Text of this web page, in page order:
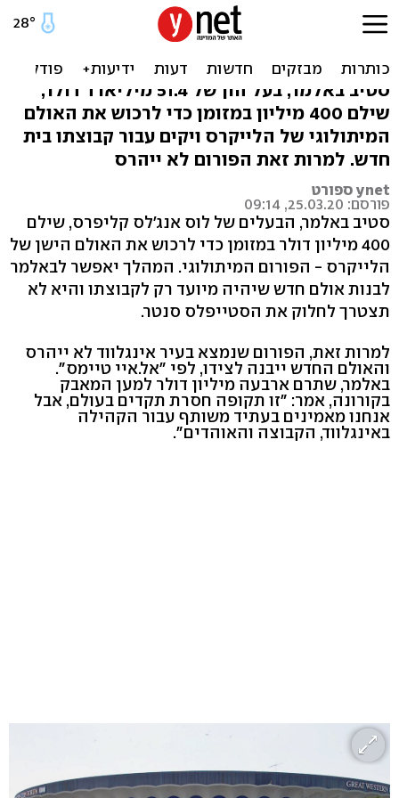
בעלי הקליפרס קנה את
הפורום, יבנה אולם חדש
סטיב באלמר, בעל הון של 51.4 מיליארד דולר,
שילם 400 מיליון במזומן כדי לרכוש את האולם
המיתולוגי של הלייקרס ויקים עבור קבוצתו בית
חדש. למרות זאת הפורום לא ייהרס
ynet ספורט
פורסם: 25.03.20, 09:14
סטיב באלמר, הבעלים של לוס אנג'לס קליפרס, שילם
400 מיליון דולר במזומן כדי לרכוש את האולם הישן של
הלייקרס - הפורום המיתולוגי. המהלך יאפשר לבאלמר
לבנות אולם חדש שיהיה מיועד רק לקבוצתו והיא לא
תצטרך לחלוק את הסטייפלס סנטר.
למרות זאת, הפורום שנמצא בעיר אינגלווד לא ייהרס
והאולם החדש ייבנה לצידו, לפי "אל.איי טיימס".
באלמר, שתרם ארבעה מיליון דולר למען המאבק
בקורונה, אמר: "זו תקופה חסרת תקדים בעולם, אבל
אנחנו מאמינים בעתיד משותף עבור הקהילה
באינגלווד, הקבוצה והאוהדים".